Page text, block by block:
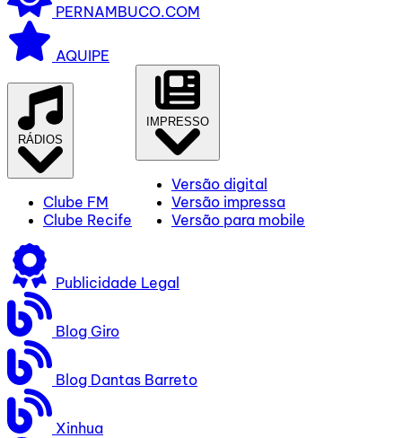
PERNAMBUCO.COM
AQUIPE
RÁDIOS
Clube FM
Clube Recife
IMPRESSO
Versão digital
Versão impressa
Versão para mobile
Publicidade Legal
Blog Giro
Blog Dantas Barreto
Xinhua